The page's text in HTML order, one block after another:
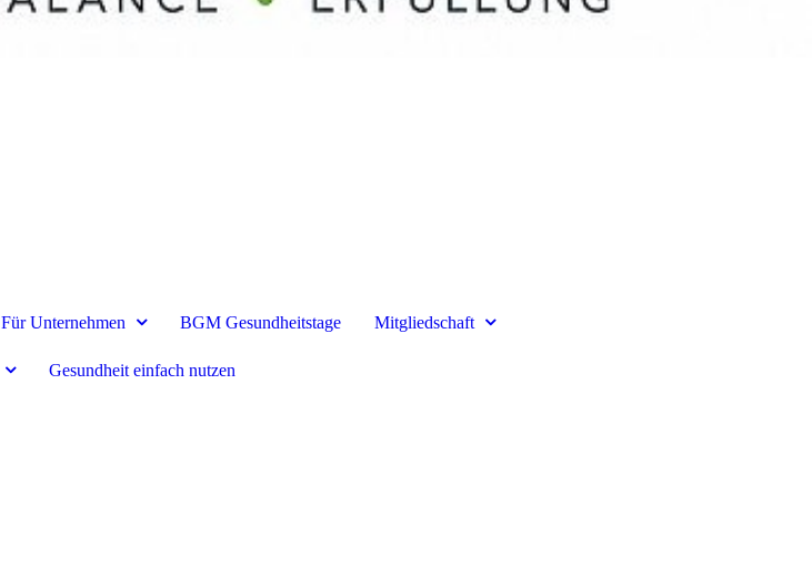
Für Unternehmen BGM Gesundheitstage Mitgliedschaft
Gesundheit einfach nutzen